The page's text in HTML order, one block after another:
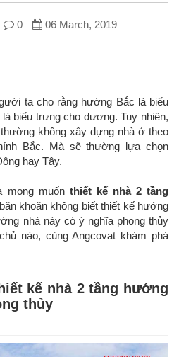
0
06 March, 2019
ta cho rằng hướng Bắc là biểu
biểu trưng cho dương. Tuy nhiên,
không xây dựng nhà ở theo
Bắc. Mà sẽ thường lựa chọn
hay Tây.
mong muốn thiết kế nhà 2 tầng
khoăn không biết thiết kế hướng
nhà này có ý nghĩa phong thủy
nào, cùng Angcovat khám phá
kế nhà 2 tầng hướng
thủy